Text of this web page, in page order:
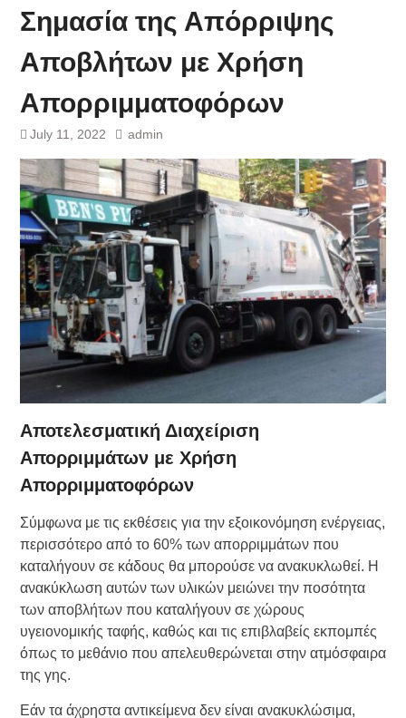
Σημασία της Απόρριψης
Αποβλήτων με Χρήση
Απορριμματοφόρων
July 11, 2022 admin
Αποτελεσματική Διαχείριση
Απορριμμάτων με Χρήση
Απορριμματοφόρων
Σύμφωνα με τις εκθέσεις για την εξοικονόμηση ενέργειας,
περισσότερο από το 60% των απορριμμάτων που
καταλήγουν σε κάδους θα μπορούσε να ανακυκλωθεί. Η
ανακύκλωση αυτών των υλικών μειώνει την ποσότητα
των αποβλήτων που καταλήγουν σε χώρους
υγειονομικής ταφής, καθώς και τις επιβλαβείς εκπομπές
όπως το μεθάνιο που απελευθερώνεται στην ατμόσφαιρα
της γης.
Εάν τα άχρηστα αντικείμενα δεν είναι ανακυκλώσιμα,